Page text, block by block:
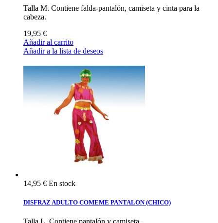
Talla M. Contiene falda-pantalón, camiseta y cinta para la
cabeza.
19,95 €
Añadir al carrito
Añadir a la lista de deseos
14,95 € En stock
DISFRAZ ADULTO COMEME PANTALON (CHICO)